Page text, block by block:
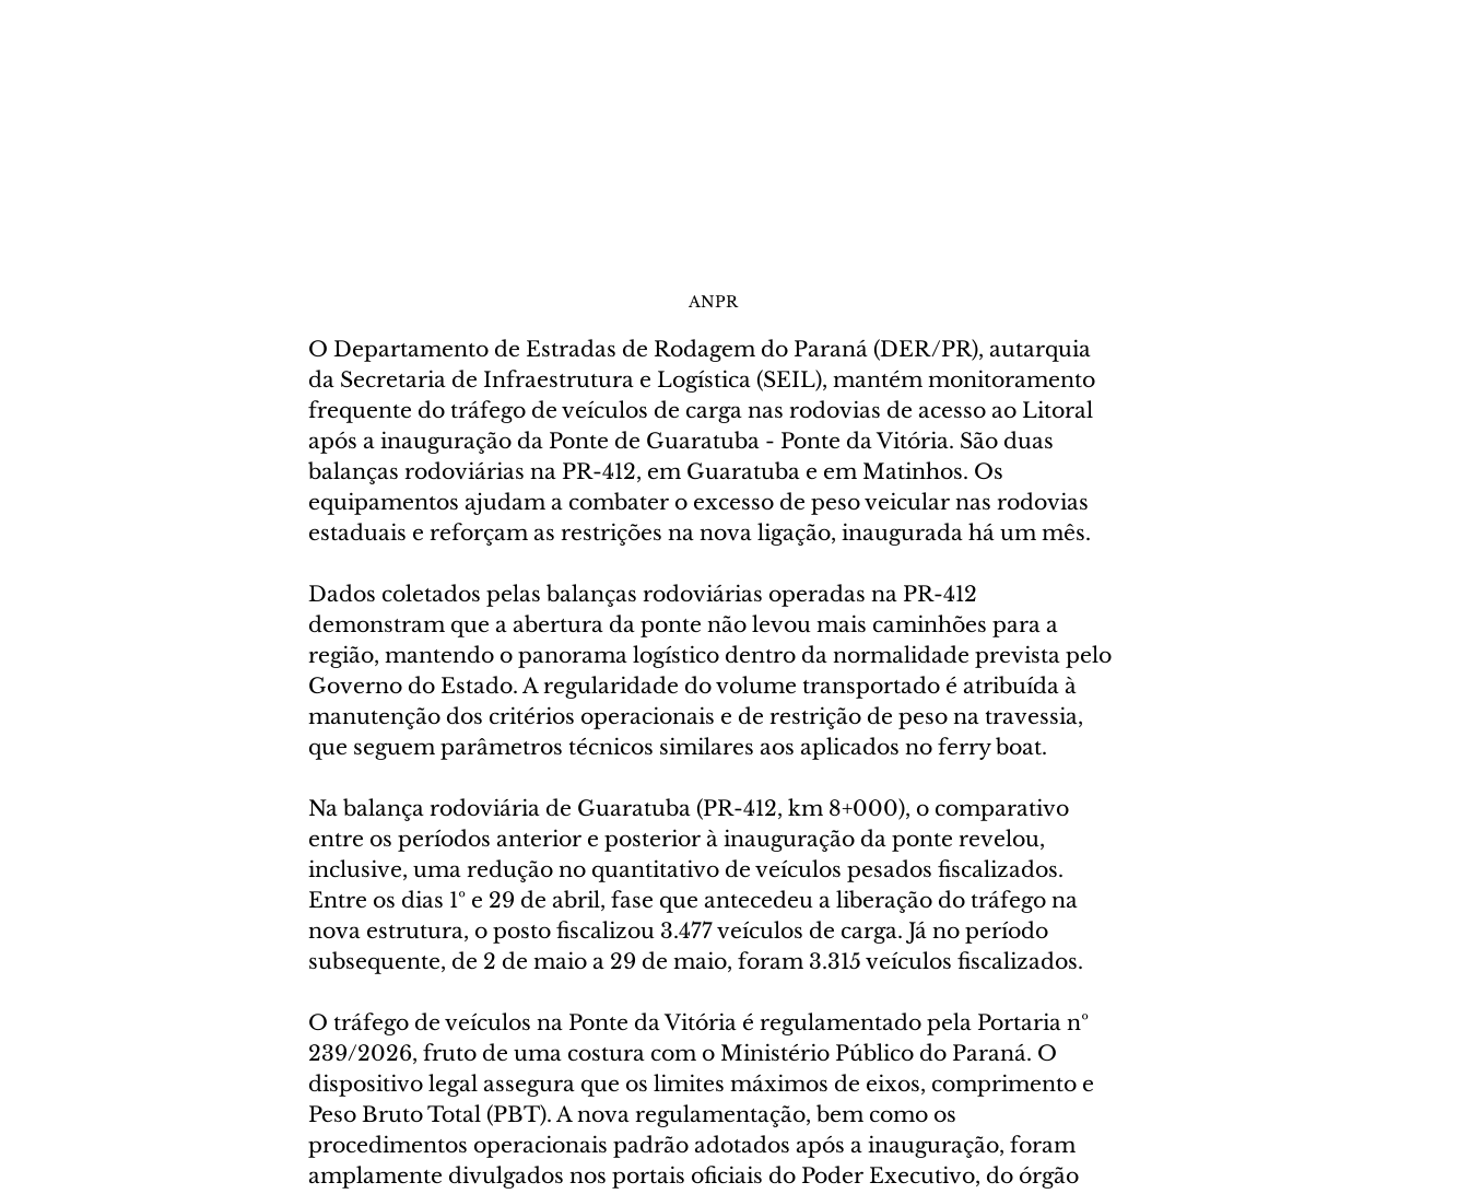
ANPR
O Departamento de Estradas de Rodagem do Paraná (DER/PR), autarquia
da Secretaria de Infraestrutura e Logística (SEIL), mantém monitoramento
frequente do tráfego de veículos de carga nas rodovias de acesso ao Litoral
após a inauguração da Ponte de Guaratuba - Ponte da Vitória. São duas
balanças rodoviárias na PR-412, em Guaratuba e em Matinhos. Os
equipamentos ajudam a combater o excesso de peso veicular nas rodovias
estaduais e reforçam as restrições na nova ligação, inaugurada há um mês.
Dados coletados pelas balanças rodoviárias operadas na PR-412
demonstram que a abertura da ponte não levou mais caminhões para a
região, mantendo o panorama logístico dentro da normalidade prevista pelo
Governo do Estado. A regularidade do volume transportado é atribuída à
manutenção dos critérios operacionais e de restrição de peso na travessia,
que seguem parâmetros técnicos similares aos aplicados no ferry boat.
Na balança rodoviária de Guaratuba (PR-412, km 8+000), o comparativo
entre os períodos anterior e posterior à inauguração da ponte revelou,
inclusive, uma redução no quantitativo de veículos pesados fiscalizados.
Entre os dias 1º e 29 de abril, fase que antecedeu a liberação do tráfego na
nova estrutura, o posto fiscalizou 3.477 veículos de carga. Já no período
subsequente, de 2 de maio a 29 de maio, foram 3.315 veículos fiscalizados.
O tráfego de veículos na Ponte da Vitória é regulamentado pela Portaria nº
239/2026, fruto de uma costura com o Ministério Público do Paraná. O
dispositivo legal assegura que os limites máximos de eixos, comprimento e
Peso Bruto Total (PBT). A nova regulamentação, bem como os
procedimentos operacionais padrão adotados após a inauguração, foram
amplamente divulgados nos portais oficiais do Poder Executivo, do órgão